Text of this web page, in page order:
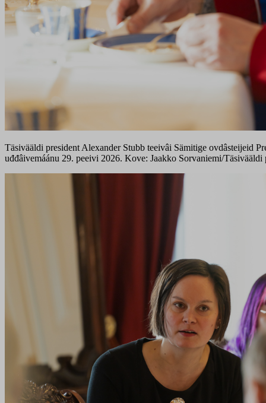
Täsivääldi president Alexander Stubb teeivâi Sämitige ovdâsteijeid
uđđâivemáánu 29. peeivi 2026. Kove: Jaakko Sorvaniemi/Täsivääldi